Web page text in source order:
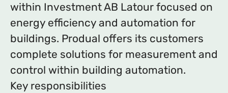
within Investment AB Latour focused on
energy efficiency and automation for
buildings. Produal offers its customers
complete solutions for measurement and
control within building automation.
Key responsibilities